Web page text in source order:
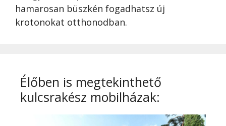
hamarosan büszkén fogadhatsz új
krotonokat otthonodban.
Élőben is megtekinthető
kulcsrakész mobilházak: